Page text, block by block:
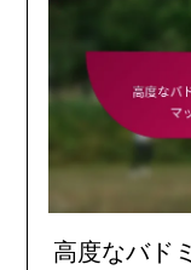
高度なバド